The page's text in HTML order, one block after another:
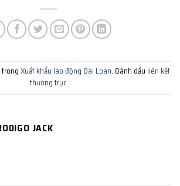
Xuất khẩu lao động Đài Loan. Đánh dấu liên kết
thường trực.
JACK